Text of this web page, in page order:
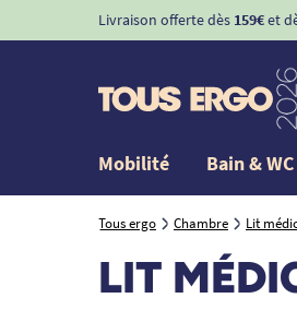
-10%avec le code "
Mobilité Bain & WC
Tous ergo Chambre Lit
LIT